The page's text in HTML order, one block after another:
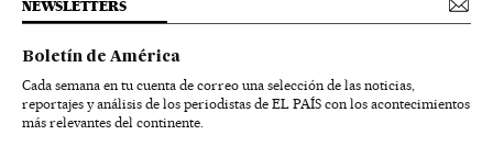
NEWSLETTERS
Boletín de América
Cada semana en tu cuenta de correo una selección de las noticias,
reportajes y análisis de los periodistas de EL PAÍS con los acontecimientos
más relevantes del continente.